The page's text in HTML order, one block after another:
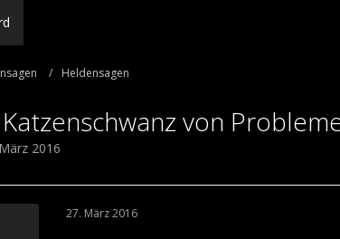
Heldensagen
Katzenschwanz von
2016
27. März 2016